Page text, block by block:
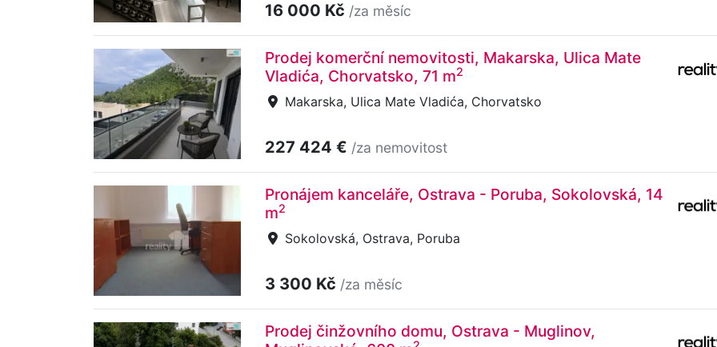
16 000 Kč /za měsíc
Prodej komerční nemovitosti, Makarska, Ulica Mate
Vladića, Chorvatsko, 71 m2
Makarska, Ulica Mate Vladića, Chorvatsko
227 424 € /za nemovitost
Pronájem kanceláře, Ostrava - Poruba, Sokolovská, 14
m2
Sokolovská, Ostrava, Poruba
3 300 Kč /za měsíc
Prodej činžovního domu, Ostrava - Muglinov,